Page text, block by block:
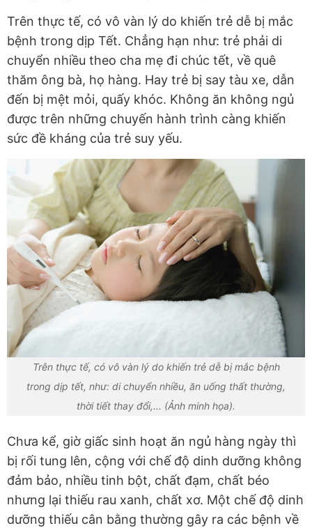
Trên thực tế, có vô vàn lý do khiến trẻ dễ bị mắc
bệnh trong dịp Tết. Chẳng hạn như: trẻ phải di
chuyển nhiều theo cha mẹ đi chúc tết, về quê
thăm ông bà, họ hàng. Hay trẻ bị say tàu xe, dẫn
đến bị mệt mỏi, quấy khóc. Không ăn không ngủ
được trên những chuyến hành trình càng khiến
sức đề kháng của trẻ suy yếu.
Trên thực tế, có vô vàn lý do khiến trẻ dễ bị mắc bệnh
trong dịp tết, như: di chuyển nhiều, ăn uống thất thường,
thời tiết thay đổi,... (Ảnh minh họa).
Chưa kể, giờ giấc sinh hoạt ăn ngủ hàng ngày thì
bị rối tung lên, cộng với chế độ dinh dưỡng không
đảm bảo, nhiều tinh bột, chất đạm, chất béo
nhưng lại thiếu rau xanh, chất xơ. Một chế độ dinh
dưỡng thiếu cân bằng thường gây ra các bệnh về